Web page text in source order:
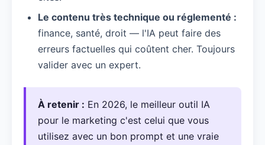
Le contenu très technique ou réglementé :
finance, santé, droit — l'IA peut faire des
erreurs factuelles qui coûtent cher. Toujours
valider avec un expert.
À retenir : En 2026, le meilleur outil IA
pour le marketing c'est celui que vous
utilisez avec un bon prompt et une vraie